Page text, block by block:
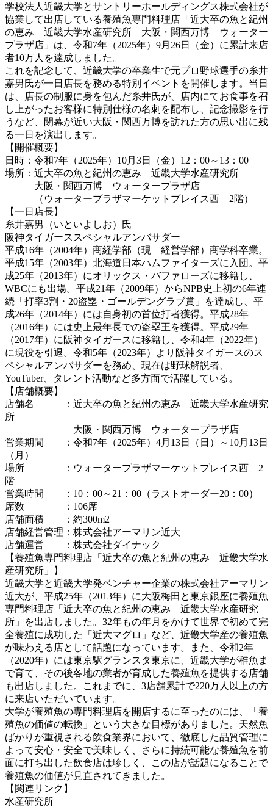
学校法人近畿大学とサントリーホールディングス株式会社が
協業して出店している養殖魚専門料理店「近大卒の魚と紀州
の恵み 近畿大学水産研究所 大阪・関西万博 ウォーター
プラザ店」は、令和7年（2025年）9月26日（金）に累計来店
者10万人を達成しました。
これを記念して、近畿大学の卒業生で元プロ野球選手の糸井
嘉男氏が一日店長を務める特別イベントを開催します。当日
は、店長の制服に身を包んだ糸井氏が、店内にてお食事を召
し上がったお客様に特別仕様の名刺を配布し、記念撮影を行
うなど、閉幕が近い大阪・関西万博を訪れた方の思い出に残
る一日を演出します。
【開催概要】
日時：令和7年（2025年）10月3日（金）12：00～13：00
場所：近大卒の魚と紀州の恵み 近畿大学水産研究所
大阪・関西万博 ウォータープラザ店
（ウォータープラザマーケットプレイス西 2階）
【一日店長】
糸井嘉男（いといよしお）氏
阪神タイガーススペシャルアンバサダー
平成16年（2004年）商経学部（現 経営学部）商学科卒業。
平成15年（2003年）北海道日本ハムファイターズに入団。平
成25年（2013年）にオリックス・バファローズに移籍し、
WBCにも出場。平成21年（2009年）からNPB史上初の6年連
続「打率3割・20盗塁・ゴールデングラブ賞」を達成し、平
成26年（2014年）には自身初の首位打者獲得。平成28年
（2016年）には史上最年長での盗塁王を獲得。平成29年
（2017年）に阪神タイガースに移籍し、令和4年（2022年）
に現役を引退。令和5年（2023年）より阪神タイガースのス
ペシャルアンバサダーを務め、現在は野球解説者、
YouTuber、タレント活動など多方面で活躍している。
【店舗概要】
店舗名 ：近大卒の魚と紀州の恵み 近畿大学水産研究
所
大阪・関西万博 ウォータープラザ店
営業期間 ：令和7年（2025年）4月13日（日）～10月13日
（月）
場所 ：ウォータープラザマーケットプレイス西 2
階
営業時間 ：10：00～21：00（ラストオーダー20：00）
席数 ：106席
店舗面積 ：約300m2
店舗経営管理：株式会社アーマリン近大
店舗運営 ：株式会社ダイナック
【養殖魚専門料理店「近大卒の魚と紀州の恵み 近畿大学水
産研究所」】
近畿大学と近畿大学発ベンチャー企業の株式会社アーマリン
近大が、平成25年（2013年）に大阪梅田と東京銀座に養殖魚
専門料理店「近大卒の魚と紀州の恵み 近畿大学水産研究
所」を出店しました。32年もの年月をかけて世界で初めて完
全養殖に成功した「近大マグロ」など、近畿大学産の養殖魚
が味わえる店として話題になっています。また、令和2年
（2020年）には東京駅グランスタ東京に、近畿大学が稚魚ま
で育て、その後各地の業者が育成した養殖魚を提供する店舗
も出店しました。これまでに、3店舗累計で220万人以上の方
に来店いただいています。
大学が養殖魚の専門料理店を開店するに至ったのには、「養
殖魚の価値の転換」という大きな目標がありました。天然魚
ばかりが重視される飲食業界において、徹底した品質管理に
よって安心・安全で美味しく、さらに持続可能な養殖魚を前
面に打ち出した飲食店は珍しく、この店が話題になることで
養殖魚の価値が見直されてきました。
【関連リンク】
水産研究所